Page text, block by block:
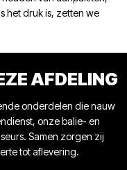
het druk is, zetten we
AFDELING
onderdelen die nauw
onze balie- en
Samen zorgen zij
tot aflevering.